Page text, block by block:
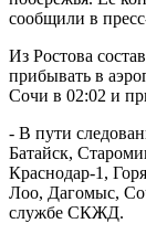
сообщили в
Из Ростова
прибывать в
Сочи в 02:02 и
- В пути
Батайск,
Краснодар-1,
Лоо, Дагомыс,
службе СКЖД.